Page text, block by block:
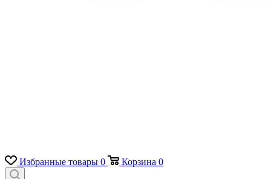
Избранные товары 0 Корзина 0